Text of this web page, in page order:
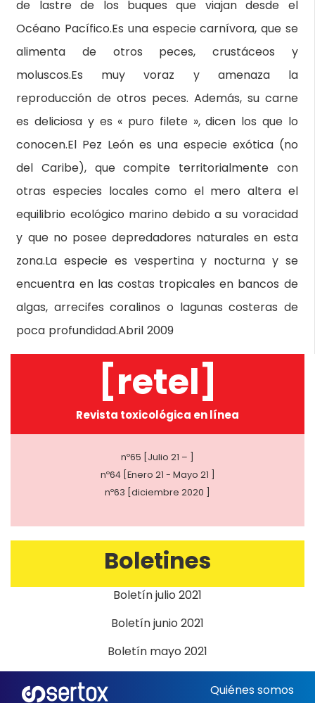
de lastre de los buques que viajan desde el
Océano Pacífico.Es una especie carnívora, que se
alimenta de otros peces, crustáceos y
moluscos.Es muy voraz y amenaza la
reproducción de otros peces. Además, su carne
es deliciosa y es « puro filete », dicen los que lo
conocen.El Pez León es una especie exótica (no
del Caribe), que compite territorialmente con
otras especies locales como el mero altera el
equilibrio ecológico marino debido a su voracidad
y que no posee depredadores naturales en esta
zona.La especie es vespertina y nocturna y se
encuentra en las costas tropicales en bancos de
algas, arrecifes coralinos o lagunas costeras de
poca profundidad.Abril 2009
[retel]
Revista toxicológica en línea
nº65 [Julio 21 – ]
nº64 [Enero 21 - Mayo 21 ]
nº63 [diciembre 2020 ]
Boletines
Boletín julio 2021
Boletín junio 2021
Boletín mayo 2021
Quiénes somos